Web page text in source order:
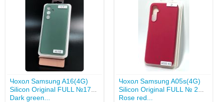
Чохол Samsung A16(4G)
Silicon Original FULL №17
Dark green...
Чохол Samsung A05s(4G)
Silicon Original FULL № 2
Rose red...